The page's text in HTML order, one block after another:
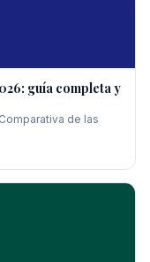
guía completa y
de las